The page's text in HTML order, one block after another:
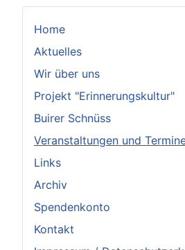
Home
Aktuelles
Wir über uns
Projekt "Erinnerungskultur"
Buirer Schnüss
Veranstaltungen und
Links
Archiv
Spendenkonto
Kontakt